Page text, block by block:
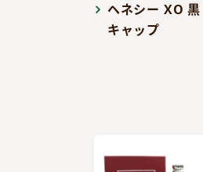
ヘネシー XO 黒
キャップ